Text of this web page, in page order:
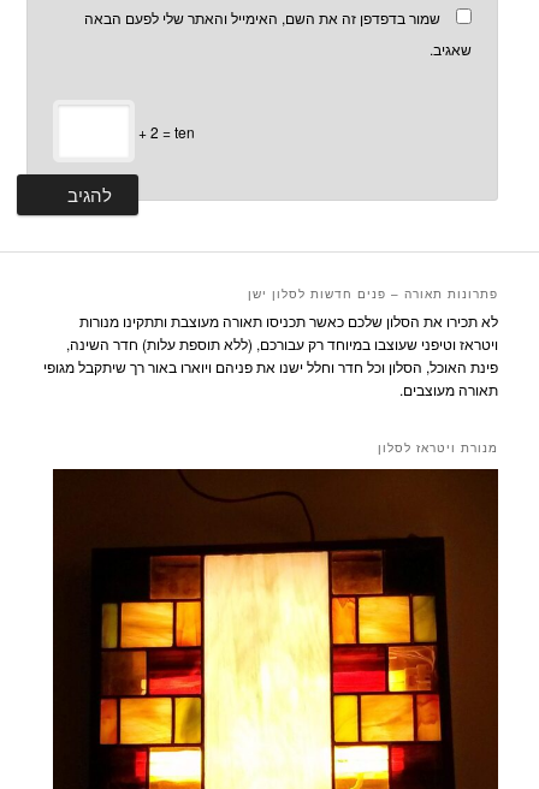
שמור בדפדפן זה את השם, האימייל והאתר שלי לפעם הבאה
שאגיב.
+ 2 = ten
פתרונות תאורה – פנים חדשות לסלון ישן
לא תכירו את הסלון שלכם כאשר תכניסו תאורה מעוצבת ותתקינו מנורות
ויטראז וטיפני שעוצבו במיוחד רק עבורכם, (ללא תוספת עלות) חדר השינה,
פינת האוכל, הסלון וכל חדר וחלל ישנו את פניהם ויוארו באור רך שיתקבל מגופי
תאורה מעוצבים.
מנורת ויטראז לסלון